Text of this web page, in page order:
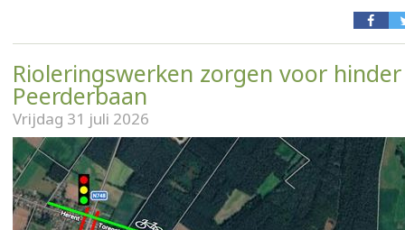
Rioleringswerken zorgen voor
Peerderbaan
Vrijdag 31 juli 2026